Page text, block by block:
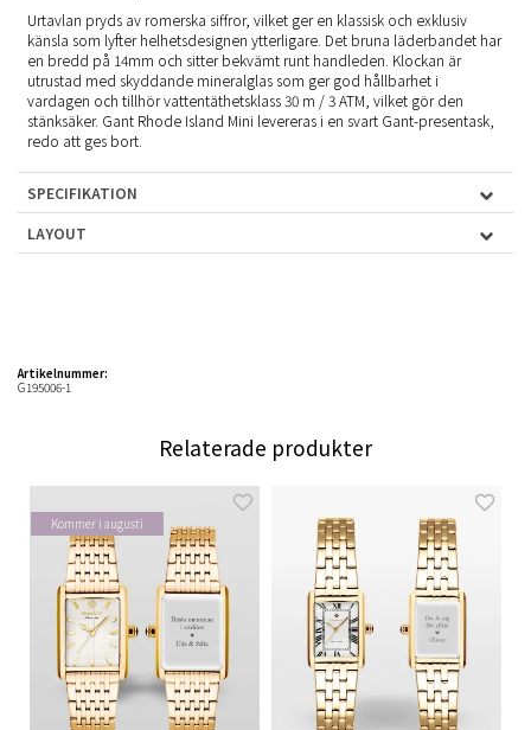
Urtavlan pryds av romerska siffror, vilket ger en klassisk och exklusiv
känsla som lyfter helhetsdesignen ytterligare. Det bruna läderbandet har
en bredd på 14mm och sitter bekvämt runt handleden. Klockan är
utrustad med skyddande mineralglas som ger god hållbarhet i
vardagen och tillhör vattentäthetsklass 30 m / 3 ATM, vilket gör den
stänksäker. Gant Rhode Island Mini levereras i en svart Gant-presentask,
redo att ges bort.
SPECIFIKATION
LAYOUT
Artikelnummer:
G195006-1
Relaterade produkter
Kommer i augusti